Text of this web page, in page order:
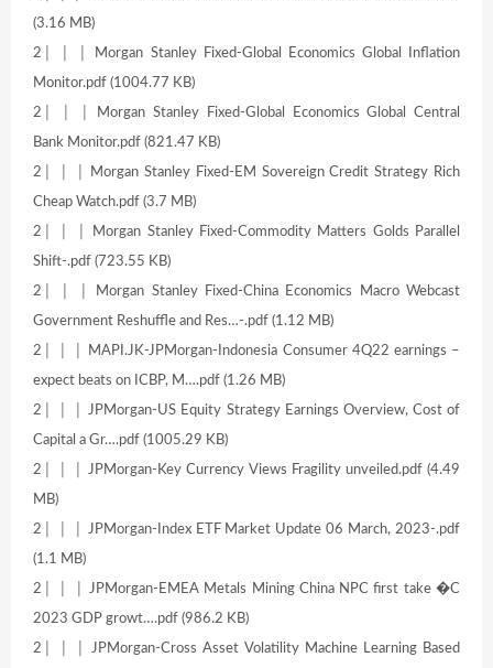
(3.16 MB)
2│ │ │ Morgan Stanley Fixed-Global Economics Global Inflation
Monitor.pdf (1004.77 KB)
2│ │ │ Morgan Stanley Fixed-Global Economics Global Central
Bank Monitor.pdf (821.47 KB)
2│ │ │ Morgan Stanley Fixed-EM Sovereign Credit Strategy Rich
Cheap Watch.pdf (3.7 MB)
2│ │ │ Morgan Stanley Fixed-Commodity Matters Golds Parallel
Shift-.pdf (723.55 KB)
2│ │ │ Morgan Stanley Fixed-China Economics Macro Webcast
Government Reshuffle and Res…-.pdf (1.12 MB)
2│ │ │ MAPI.JK-JPMorgan-Indonesia Consumer 4Q22 earnings –
expect beats on ICBP, M….pdf (1.26 MB)
2│ │ │ JPMorgan-US Equity Strategy Earnings Overview, Cost of
Capital a Gr….pdf (1005.29 KB)
2│ │ │ JPMorgan-Key Currency Views Fragility unveiled.pdf (4.49
MB)
2│ │ │ JPMorgan-Index ETF Market Update 06 March, 2023-.pdf
(1.1 MB)
2│ │ │ JPMorgan-EMEA Metals Mining China NPC first take �C
2023 GDP growt….pdf (986.2 KB)
2│ │ │ JPMorgan-Cross Asset Volatility Machine Learning Based